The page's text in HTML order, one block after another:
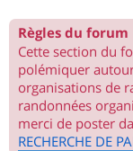
Règles du forum
Cette section du
polémiquer
organisations de
randonnées
merci de poster
RECHERCHE DE